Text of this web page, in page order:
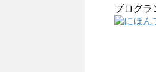
ブログラ